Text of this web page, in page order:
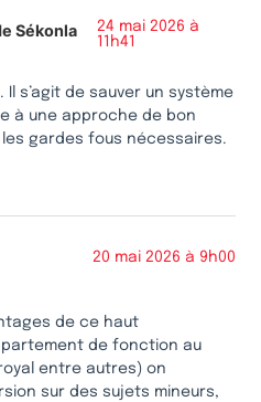
Sékonla
24 mai 2026 à
11h41
Il s’agit de sauver un système
à une approche de bon
gardes fous nécessaires.
20 mai 2026 à 9h00
de ce haut
de fonction au
entre autres) on
sur des sujets mineurs,